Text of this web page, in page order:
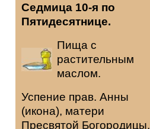
Седмица 10-я по
Пятидесятнице.
Пища с
растительным
маслом.
Успение прав. Анны
(икона), матери
Пресвятой Богородицы.